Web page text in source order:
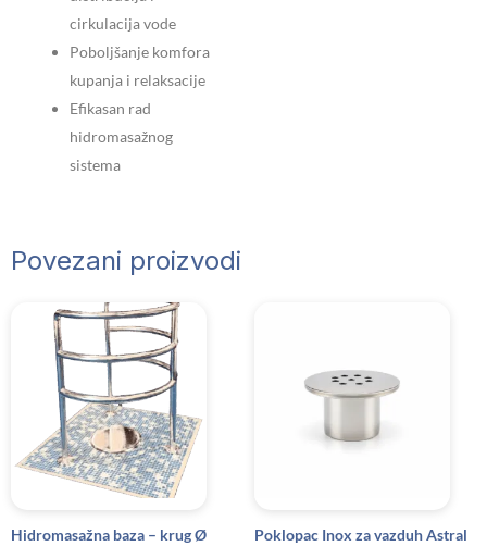
cirkulacija vode
Poboljšanje komfora
kupanja i relaksacije
Efikasan rad
hidromasažnog
sistema
Povezani proizvodi
Hidromasažna baza – krug Ø
Poklopac Inox za vazduh Astral